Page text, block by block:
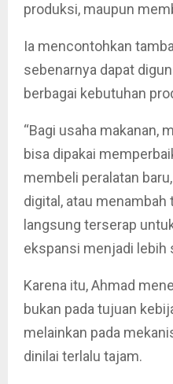
produksi, maupun
Ia mencontohkan
sebenarnya dapat
berbagai kebutuhan
“Bagi usaha makanan,
bisa dipakai
membeli peralatan
digital, atau menambah
langsung terserap
ekspansi menjadi lebih
Karena itu, Ahmad
bukan pada tujuan
melainkan pada
dinilai terlalu tajam.